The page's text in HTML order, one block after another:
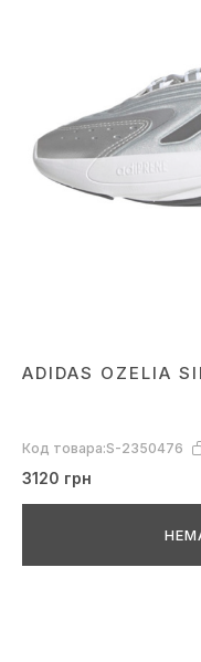
ADIDAS OZELIA
Код товара:S-2350476
3120 грн